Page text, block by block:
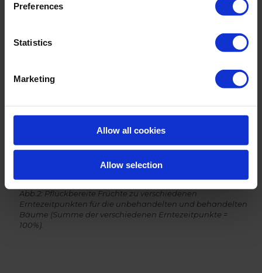
Preferences
Statistics
Marketing
Allow all cookies
Allow selection
Abb. 1: Härte der Äpfel von den unbehandelten und
Abb.2: Pflückbereite Früchte zu verschiedenen
Erntezeitpunkten für die unbehandelten und behandelten
Bäume (Summe der verschiedenen Erntezeitpunkte =
100%).